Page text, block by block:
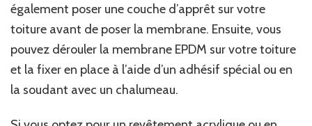
également poser une couche d’apprêt sur votre
toiture avant de poser la membrane. Ensuite, vous
pouvez dérouler la membrane EPDM sur votre toiture
et la fixer en place à l’aide d’un adhésif spécial ou en
la soudant avec un chalumeau.